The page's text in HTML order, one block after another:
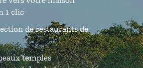
1 clic
de restaurants de
temples